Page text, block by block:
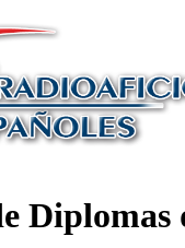
Diplomas